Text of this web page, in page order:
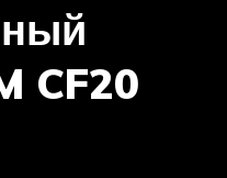
CF20